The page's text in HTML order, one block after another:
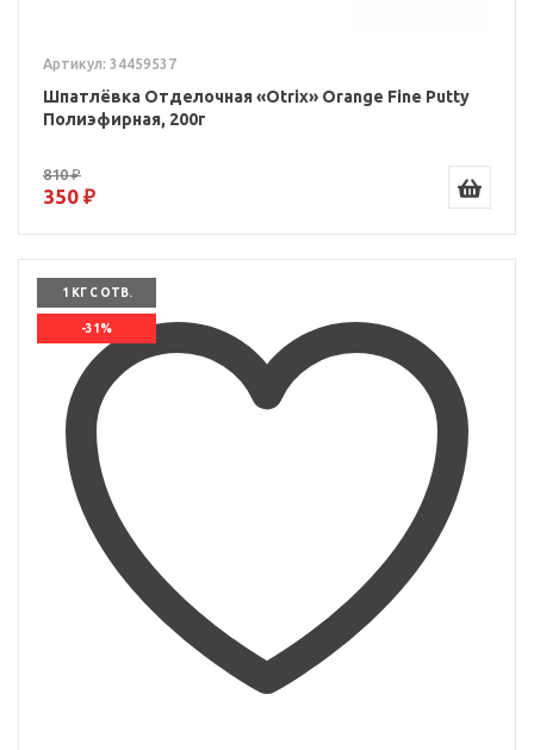
Артикул: 34459537
Шпатлёвка Отделочная «Otrix» Orange Fine Putty
Полиэфирная, 200г
810 ₽
350 ₽
1 КГ С ОТВ.
-31%